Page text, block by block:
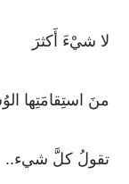
لا شيْءَ أَكثرَ
منَ استِقامَتِها
تقولُ كلَّ شيء..